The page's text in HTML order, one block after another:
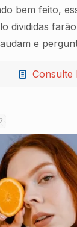
bem feito,
divididas
e
Consulte